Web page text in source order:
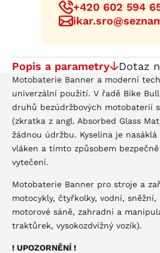
+420 602 594
Popis a parametry Dotaz
Motobaterie Banner a moderní
univerzální použití. V řadě Bike Bull
druhů bezúdržbových motobaterií
(zkratka z angl. Absorbed Glass
žádnou údržbu. Kyselina je
vláken a tímto způsobem
vytečení.
Motobaterie Banner pro stroje a
motocykly, čtyřkolky, vodní,
motorové sáně, zahradní a
traktůrek, vysokozdvižný vozík).
! UPOZORNĚNÍ !